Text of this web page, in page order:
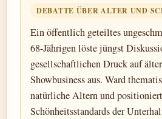
DEBATTE ÜBER ALTER UND
Ein öffentlich geteiltes
68-Jährigen löste jüngst
gesellschaftlichen Druck auf
Showbusiness aus. Ward
natürliche Altern und
Schönheitsstandards der